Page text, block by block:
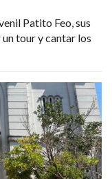
Patito Feo, sus
tour y cantar los